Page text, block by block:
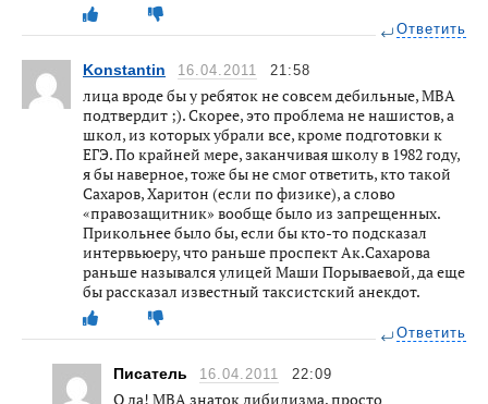
Ответить
Konstantin 16.04.2011 21:58
лица вроде бы у ребяток не совсем дебильные, МВА
подтвердит ;). Скорее, это проблема не нашистов, а
школ, из которых убрали все, кроме подготовки к
ЕГЭ. По крайней мере, заканчивая школу в 1982 году,
я бы наверное, тоже бы не смог ответить, кто такой
Сахаров, Харитон (если по физике), а слово
«правозащитник» вообще было из запрещенных.
Прикольнее было бы, если бы кто-то подсказал
интервьюеру, что раньше проспект Ак.Сахарова
раньше назывался улицей Маши Порываевой, да еще
бы рассказал известный таксистский анекдот.
Ответить
Писатель 16.04.2011 22:09
О да! МВА знаток дибилизма, просто